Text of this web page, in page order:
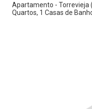
Apartamento - Torrevieja
Quartos, 1 Casas de